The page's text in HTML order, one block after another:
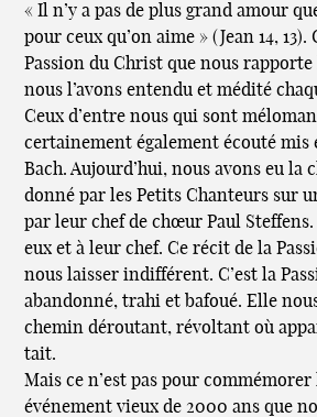
« Il n’y a pas de plus grand amour
pour ceux qu’on aime » (Jean 14, 13).
Passion du Christ que nous rapporte
nous l’avons entendu et médité
Ceux d’entre nous qui sont
certainement également écouté mis
Bach. Aujourd’hui, nous avons eu la
donné par les Petits Chanteurs sur
par leur chef de chœur Paul
eux et à leur chef. Ce récit de la
nous laisser indifférent. C’est la
abandonné, trahi et bafoué. Elle
chemin déroutant, révoltant où
tait.
Mais ce n’est pas pour commémorer
événement vieux de 2000 ans que